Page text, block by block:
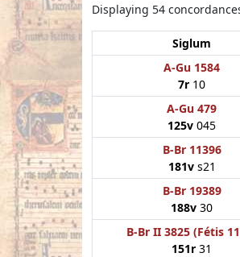
Displaying 54
Siglum
A-Gu 1584
7r 10
A-Gu 479
125v 045
B-Br 11396
181vs21
B-Br 19389
188v 30
B-Br II 3825 (Fétis
151r 31